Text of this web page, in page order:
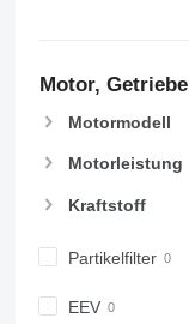
Motor, Getriebe
Motormodell
Motorleistung
Kraftstoff
Partikelfilter
EEV